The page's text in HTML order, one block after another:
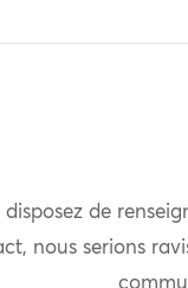
disposez de
nous serions